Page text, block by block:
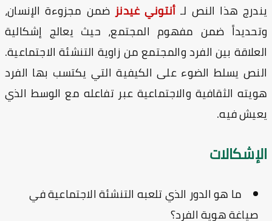
هذا النص لـ أنتوني غيدنزضمن مجزوءة الإنسان،
ضمن مفهوم المجتمع، حيث يعالج إشكالية
بين الفرد والمجتمع من زاوية التنشئة الاجتماعية.
يسلط الضوء على الكيفية التي يكتسب بها الفرد
الثقافية والاجتماعية عبر تفاعله مع الوسط الذي
فيه.
ما هو الدور الذي تلعبه التنشئة الاجتماعية في
صياغة هوية الفرد؟